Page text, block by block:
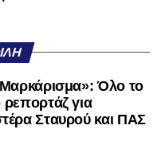
ότι είναι
Google Newsγια να
νέα στην Ελλάδα και τον
lamiara.gr στο
Όλο το
ρεπορτάζ για
Σταυρού και ΠΑΣ